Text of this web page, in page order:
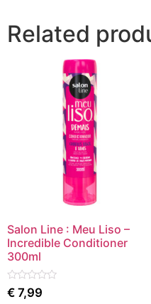
Related
Salon Line : Meu Liso –
Incredible Conditioner
300ml
Rated
0
€ 7,99